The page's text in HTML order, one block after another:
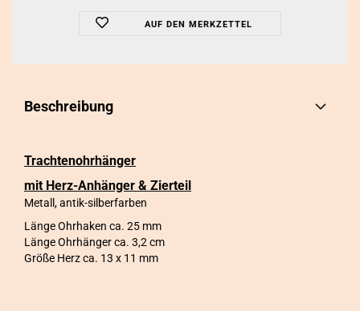
AUF DEN MERKZETTEL
Beschreibung
Trachtenohrhänger
mit Herz-Anhänger & Zierteil
Metall, antik-silberfarben
Länge Ohrhaken ca. 25 mm
Länge Ohrhänger ca. 3,2 cm
Größe Herz ca. 13 x 11 mm